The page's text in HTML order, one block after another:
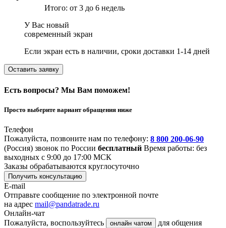
Итого: от 3 до 6 недель
У Вас новый
современный экран
Если экран есть в наличии, сроки доставки 1-14 дней
Оставить заявку
Есть вопросы? Мы Вам поможем!
Просто выберите вариант обращения ниже
Телефон
Пожалуйста, позвоните нам по телефону: 8 800 200-06-90
(Россия) звонок по России бесплатный Время работы: без
выходных с 9:00 до 17:00 МСК
Заказы обрабатываются круглосуточно
Получить консультацию
E-mail
Отправьте сообщение по электронной почте
на адрес mail@pandatrade.ru
Онлайн-чат
Пожалуйста, воспользуйтесь
онлайн чатом
для общения